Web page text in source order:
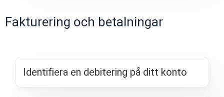
Fakturering och betalningar
Identifiera en debitering på ditt konto